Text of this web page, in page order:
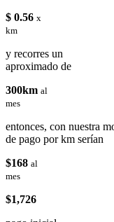
$ 0.56 x
km
y recorres un
aproximado de
300km al
mes
entonces, con nuestra
de pago por km serían
$168 al
mes
$1,726